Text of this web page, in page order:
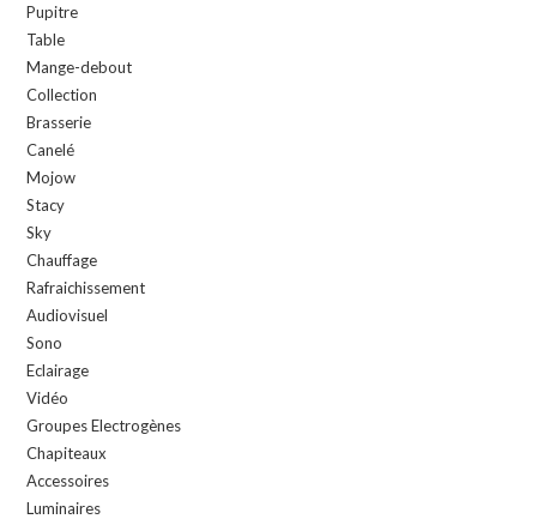
Pupitre
Table
Mange-debout
Collection
Brasserie
Canelé
Mojow
Stacy
Sky
Chauffage
Rafraichissement
Audiovisuel
Sono
Eclairage
Vidéo
Groupes Electrogènes
Chapiteaux
Accessoires
Luminaires